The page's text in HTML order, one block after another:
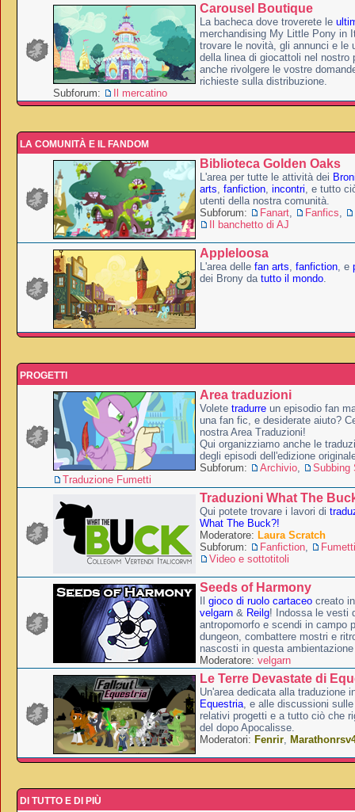
Carousel Boutique
La bacheca dove troverete le
merchandising My Little Pony in
trovare le novità, gli annunci e le
della linea di giocattoli nel nostro
anche rivolgere le vostre
richieste sulla distribuzione.
Subforum:
Il mercatino
LA COMUNITÀ E IL FANDOM
Biblioteca Golden Oaks
L'area per tutte le attività dei
arts, fanfiction, incontri, e tutto
utenti della nostra comunità.
Subforum:
Fanart, Fanfics,
Il banchetto di AJ
Appleloosa
L'area delle fan arts, fanfiction, e
dei Brony da tutto il mondo.
PROGETTI
Area traduzioni
Volete tradurre un episodio fan
una fan fic, e desiderate aiuto?
nostra Area Traduzioni!
Qui organizziamo anche le
degli episodi dell'edizione
Subforum:
Archivio,
Subbing
Traduzione Fumetti
Traduzioni What The
Qui potete trovare i lavori di
What The Buck?!
Moderatore: Laura Scratch
Subforum:
Fanfiction,
Fumetti
Video e sottotitoli
Seeds of Harmony
gioco di ruolo cartaceo creato
velgarn & Reilg! Indossa le vesti
antropomorfo e scendi in campo
dungeon, combattere mostri e
nascosti in questa
Moderatore: velgarn
Le Terre Devastate di
Un'area dedicata alla traduzione
Equestria, e alle discussioni
relativi progetti e a tutto ciò che
del dopo Apocalisse.
Moderatori: Fenrir,
DI TUTTO E DI PIÙ